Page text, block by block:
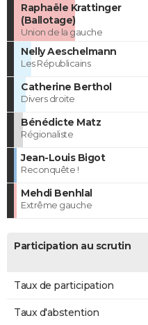
Raphaële Krattinger
(Ballotage)
Union de la gauche
Nelly Aeschelmann
Les Républicains
Catherine Berthol
Divers droite
Bénédicte Matz
Régionaliste
Jean-Louis Bigot
Reconquête !
Mehdi Benhlal
Extrême gauche
Participation au scrutin
Taux de participation
Taux d'abstention